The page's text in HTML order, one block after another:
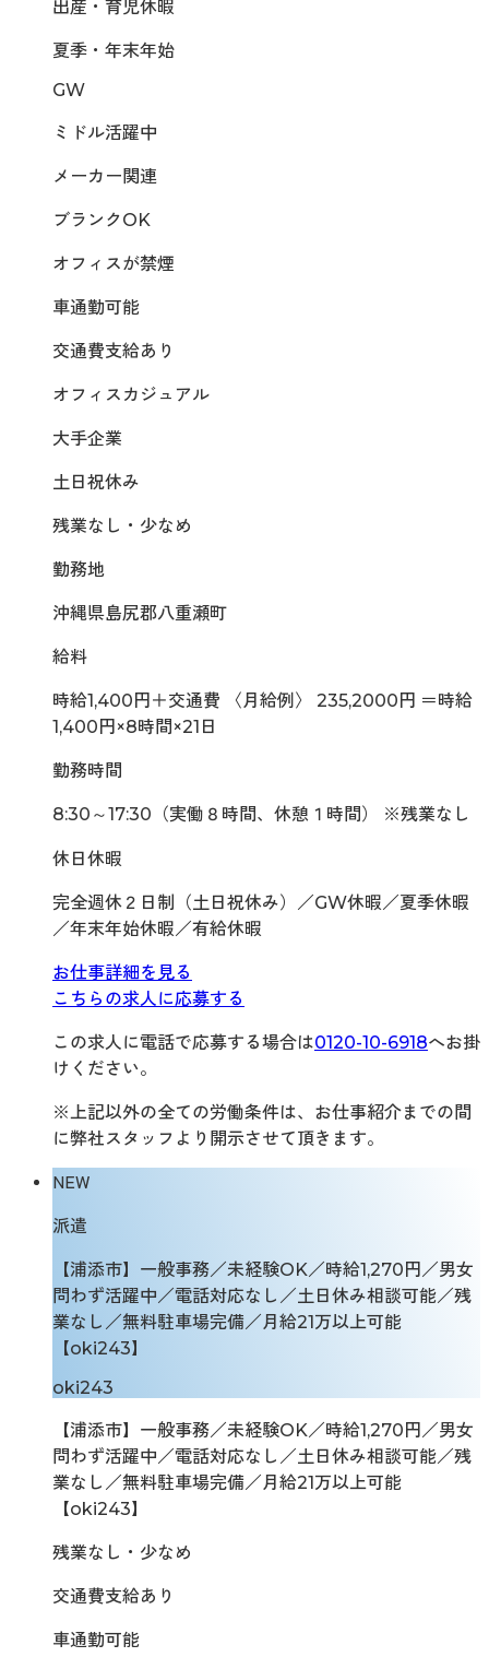
出産・育児休暇
夏季・年末年始
GW
ミドル活躍中
メーカー関連
ブランクOK
オフィスが禁煙
車通勤可能
交通費支給あり
オフィスカジュアル
大手企業
土日祝休み
残業なし・少なめ
勤務地
沖縄県島尻郡八重瀬町
給料
時給1,400円＋交通費 〈月給例〉 235,2000円 ＝時給
1,400円×8時間×21日
勤務時間
8:30～17:30（実働８時間、休憩１時間） ※残業なし
休日休暇
完全週休２日制（土日祝休み）／GW休暇／夏季休暇
／年末年始休暇／有給休暇
お仕事詳細を見る
こちらの求人に応募する
この求人に電話で応募する場合は0120-10-6918へお掛
けください。
※上記以外の全ての労働条件は、お仕事紹介までの間
に弊社スタッフより開示させて頂きます。
NEW
派遣
【浦添市】一般事務／未経験OK／時給1,270円／男女
問わず活躍中／電話対応なし／土日休み相談可能／残
業なし／無料駐車場完備／月給21万以上可能
【oki243】
oki243
【浦添市】一般事務／未経験OK／時給1,270円／男女
問わず活躍中／電話対応なし／土日休み相談可能／残
業なし／無料駐車場完備／月給21万以上可能
【oki243】
残業なし・少なめ
交通費支給あり
車通勤可能